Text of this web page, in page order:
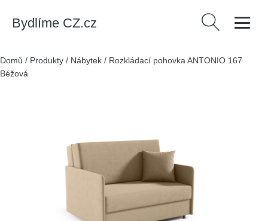
Bydlíme CZ.cz Vyhledávání
Domů / Produkty / Nábytek / Rozkládací pohovka ANTONIO 167
Béžová